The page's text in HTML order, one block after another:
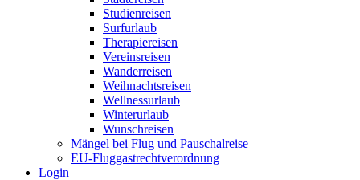
Studienreisen
Surfurlaub
Therapiereisen
Vereinsreisen
Wanderreisen
Weihnachtsreisen
Wellnessurlaub
Winterurlaub
Wunschreisen
Mängel bei Flug und Pauschalreise
EU-Fluggastrechtverordnung
Login